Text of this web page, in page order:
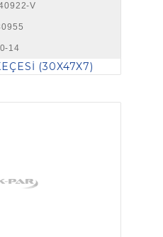
V
14
(30X47X7)